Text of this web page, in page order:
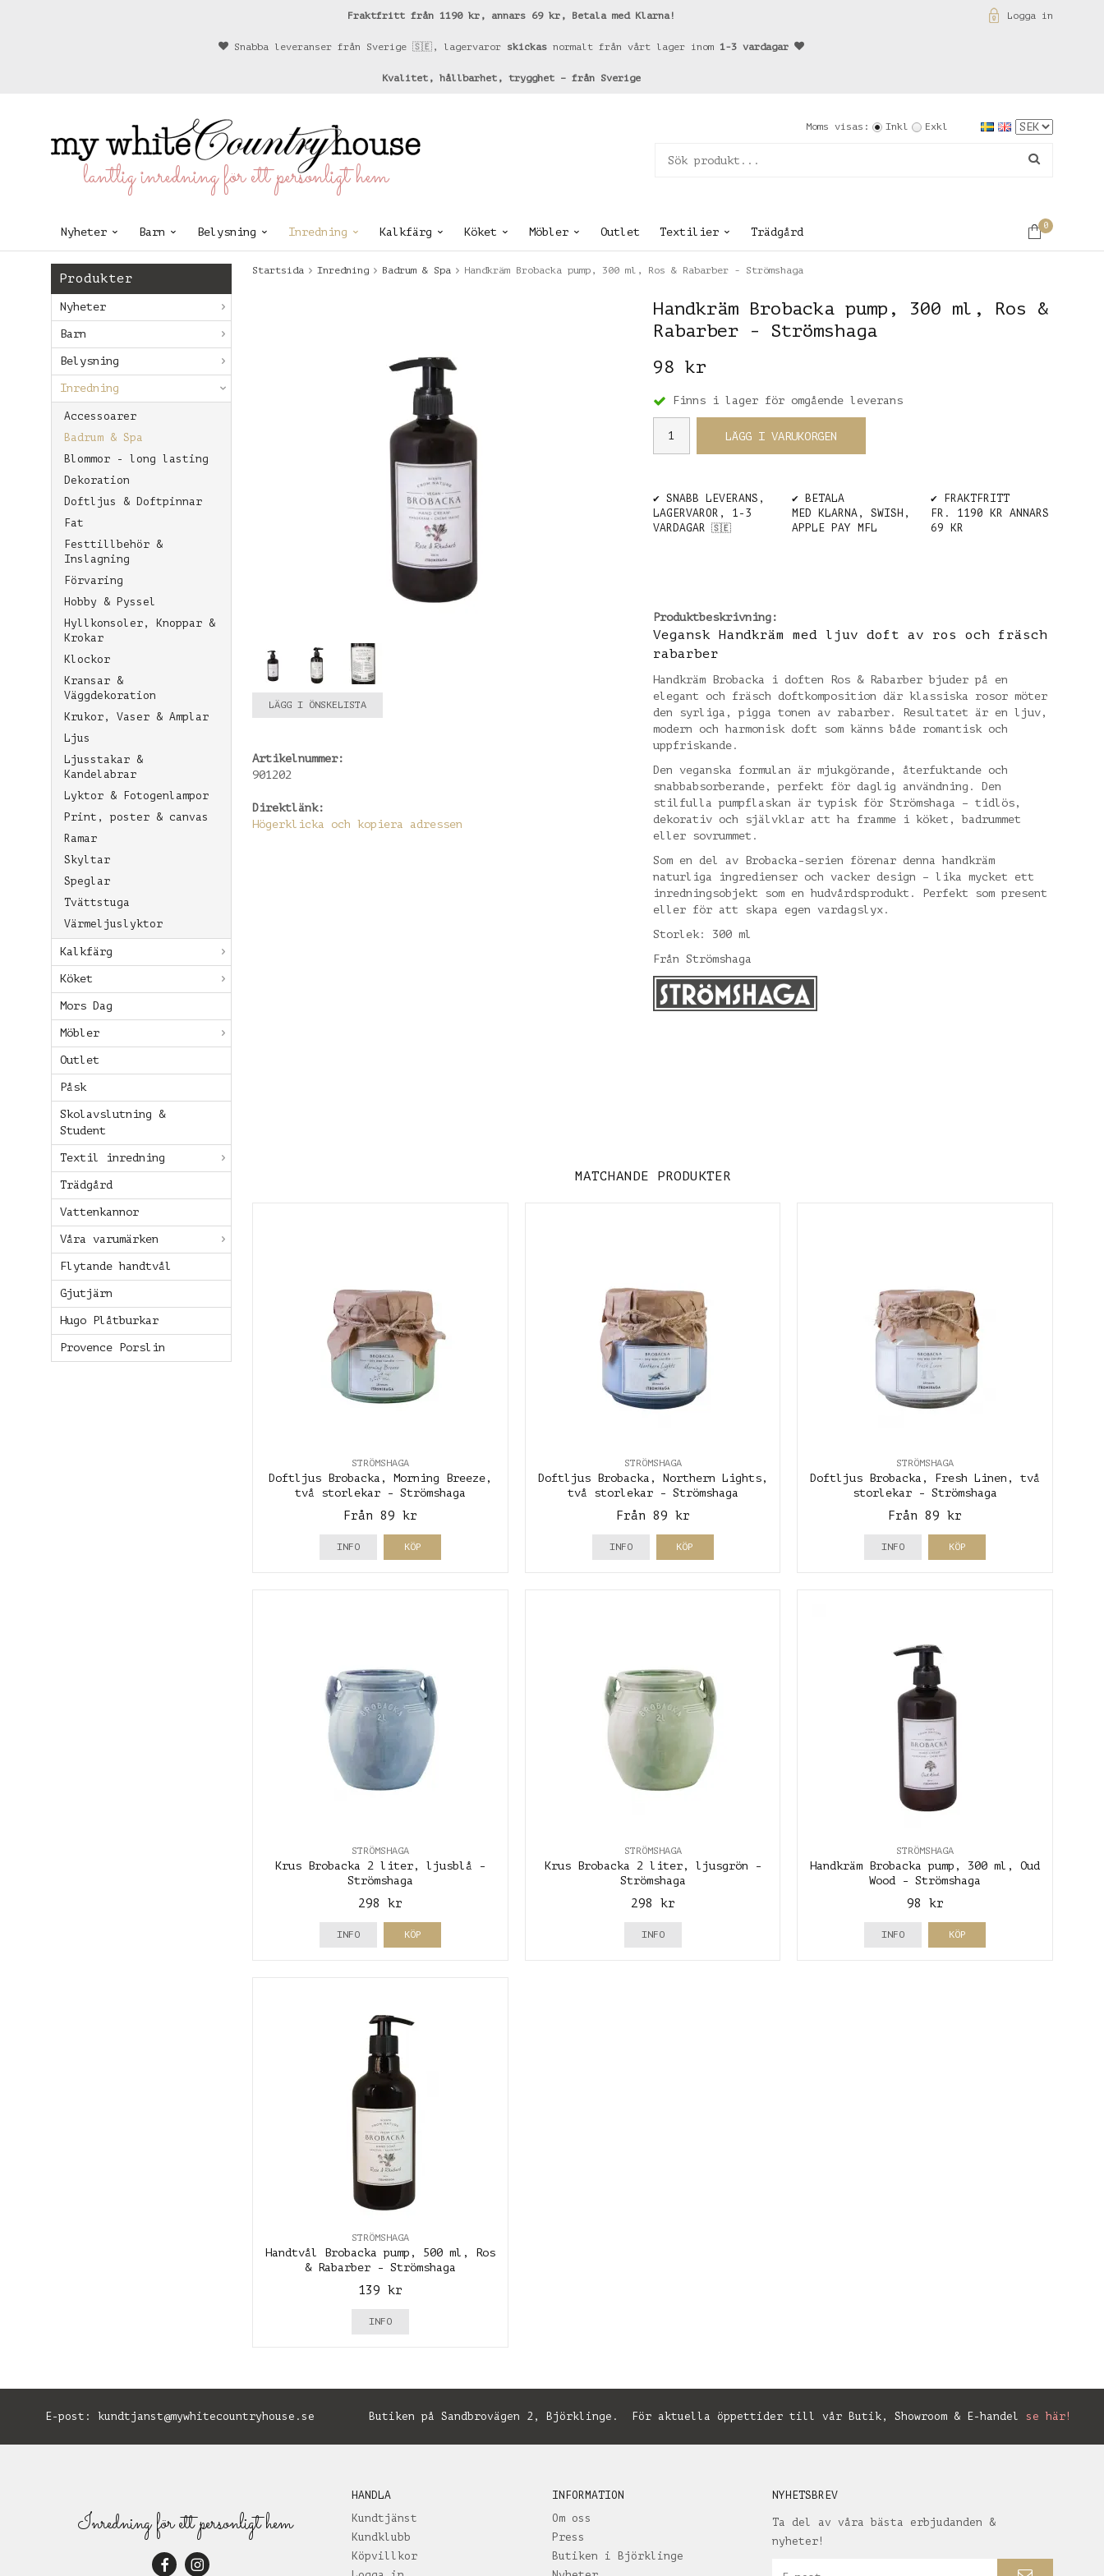
Logga in
Fraktfritt från 1190 kr, annars 69 kr, Betala med Klarna!
Snabba leveranser från Sverige 🇸🇪, lagervaror skickas normalt från vårt lager inom 1-3 vardagar
Kvalitet, hållbarhet, trygghet – från Sverige
lantlig inredning för ett personligt hem
Moms visas: Inkl Exkl
Nyheter Barn Belysning Inredning Kalkfärg Köket Möbler Outlet Textilier Trädgård
0
Produkter
Nyheter
Barn
Belysning
Inredning
Accessoarer
Badrum & Spa
Blommor - long lasting
Dekoration
Doftljus & Doftpinnar
Fat
Festtillbehör &
Inslagning
Förvaring
Hobby & Pyssel
Hyllkonsoler, Knoppar &
Krokar
Klockor
Kransar &
Väggdekoration
Krukor, Vaser & Amplar
Ljus
Ljusstakar &
Kandelabrar
Lyktor & Fotogenlampor
Print, poster & canvas
Ramar
Skyltar
Speglar
Tvättstuga
Värmeljuslyktor
Kalkfärg
Köket
Mors Dag
Möbler
Outlet
Påsk
Skolavslutning &
Student
Textil inredning
Trädgård
Vattenkannor
Våra varumärken
Flytande handtvål
Gjutjärn
Hugo Plåtburkar
Provence Porslin
Startsida Inredning Badrum & Spa Handkräm Brobacka pump, 300 ml, Ros & Rabarber - Strömshaga
Handkräm Brobacka pump, 300 ml, Ros &
Rabarber - Strömshaga
98 kr
Finns i lager för omgående leverans
LÄGG I VARUKORGEN
✔️ SNABB LEVERANS,
LAGERVAROR, 1-3
VARDAGAR
🇸🇪
✔️ BETALA
MED KLARNA, SWISH,
APPLE PAY MFL
✔️ FRAKTFRITT
FR. 1190 KR ANNARS
69 KR
Produktbeskrivning:
Vegansk Handkräm med ljuv doft av ros och fräsch
rabarber
Handkräm Brobacka i doften Ros & Rabarber bjuder på en
elegant och fräsch doftkomposition där klassiska rosor möter
den syrliga, pigga tonen av rabarber. Resultatet är en ljuv,
modern och harmonisk doft som känns både romantisk och
uppfriskande.
Den veganska formulan är mjukgörande, återfuktande och
snabbabsorberande, perfekt för daglig användning. Den
stilfulla pumpflaskan är typisk för Strömshaga – tidlös,
dekorativ och självklar att ha framme i köket, badrummet
eller sovrummet.
Som en del av Brobacka-serien förenar denna handkräm
naturliga ingredienser och vacker design – lika mycket ett
inredningsobjekt som en hudvårdsprodukt. Perfekt som present
eller för att skapa egen vardagslyx.
Storlek: 300 ml
Från Strömshaga
LÄGG I ÖNSKELISTA
Artikelnummer:
901202
Direktlänk:
Högerklicka och kopiera adressen
MATCHANDE PRODUKTER
STRÖMSHAGA
Doftljus Brobacka, Morning Breeze,
två storlekar - Strömshaga
Från 89 kr
INFO KÖP
STRÖMSHAGA
Doftljus Brobacka, Northern Lights,
två storlekar - Strömshaga
Från 89 kr
INFO KÖP
STRÖMSHAGA
Doftljus Brobacka, Fresh Linen, två
storlekar - Strömshaga
Från 89 kr
INFO KÖP
STRÖMSHAGA
Krus Brobacka 2 liter, ljusblå -
Strömshaga
298 kr
INFO KÖP
STRÖMSHAGA
Krus Brobacka 2 liter, ljusgrön -
Strömshaga
298 kr
INFO
STRÖMSHAGA
Handkräm Brobacka pump, 300 ml, Oud
Wood - Strömshaga
98 kr
INFO KÖP
STRÖMSHAGA
Handtvål Brobacka pump, 500 ml, Ros
& Rabarber - Strömshaga
139 kr
INFO
E-post: kundtjanst@mywhitecountryhouse.se Butiken på Sandbrovägen 2, Björklinge. För aktuella öppettider till vår Butik, Showroom & E-handel se här!
Inredning för ett personligt hem
HANDLA
Kundtjänst
Kundklubb
Köpvillkor
INFORMATION
Om oss
Press
Butiken i Björklinge
NYHETSBREV
Ta del av våra bästa erbjudanden &
nyheter!